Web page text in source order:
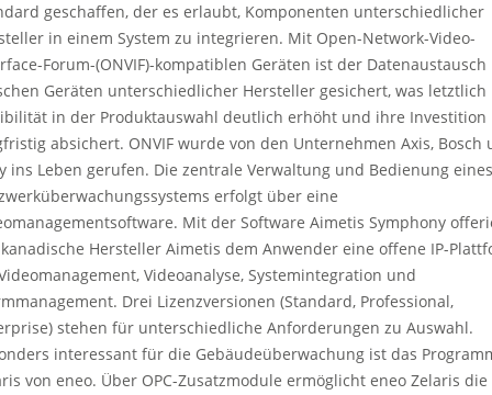
geschaffen, der es erlaubt, Komponenten unterschiedlicher
in einem System zu integrieren. Mit Open-Network-Video-
Forum-(ONVIF)-kompatiblen Geräten ist der Datenaustausch
Geräten unterschiedlicher Hersteller gesichert, was letztlich
in der Produktauswahl deutlich erhöht und ihre Investition
absichert. ONVIF wurde von den Unternehmen Axis, Bosch
ins Leben gerufen. Die zentrale Verwaltung und Bedienung eines
erfolgt über eine
Mit der Software Aimetis Symphony
Hersteller Aimetis dem Anwender eine offene IP-
Videoanalyse, Systemintegration und
Drei Lizenzversionen (Standard, Professional,
stehen für unterschiedliche Anforderungen zu Auswahl.
interessant für die Gebäudeüberwachung ist das
von eneo. Über OPC-Zusatzmodule ermöglicht eneo Zelaris die